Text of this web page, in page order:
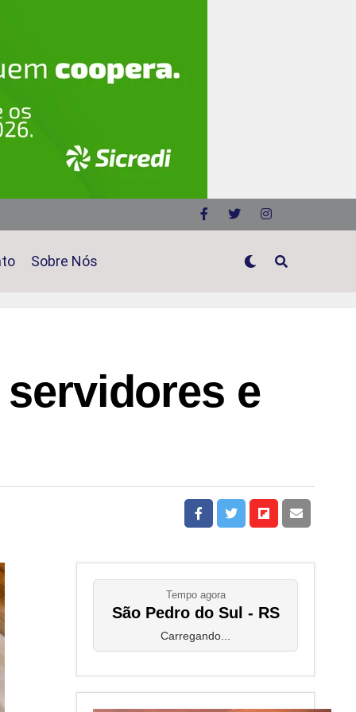
Sobre Nós
e
Tempo agora
São Pedro do Sul - RS
Carregando...